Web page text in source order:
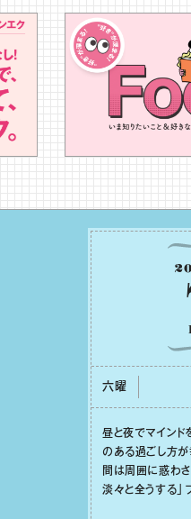
六曜
昼と夜でマインド
のある過ごし⽅
間は周囲に惑わ
淡々と全うする」